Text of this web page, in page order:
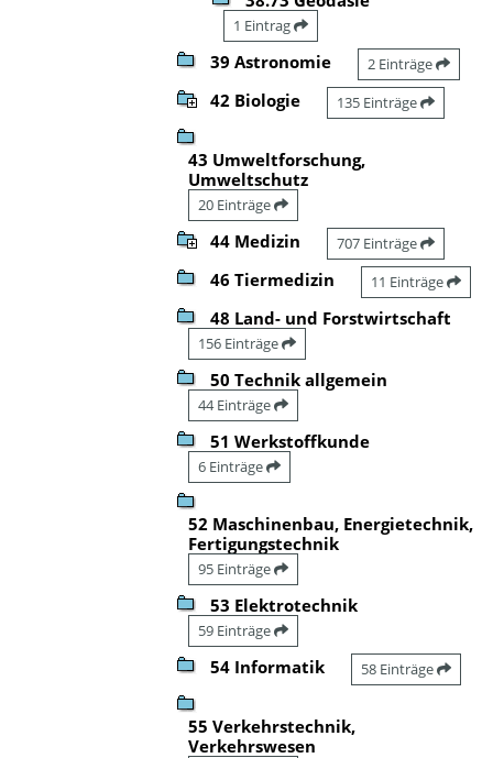
1 Eintrag
39 Astronomie 2 Einträge
42 Biologie 135 Einträge
43 Umweltforschung,
Umweltschutz
20 Einträge
44 Medizin 707 Einträge
46 Tiermedizin 11 Einträge
48 Land- und Forstwirtschaft
156 Einträge
50 Technik allgemein
44 Einträge
51 Werkstoffkunde
6 Einträge
52 Maschinenbau, Energietechnik,
Fertigungstechnik
95 Einträge
53 Elektrotechnik
59 Einträge
54 Informatik 58 Einträge
55 Verkehrstechnik,
Verkehrswesen